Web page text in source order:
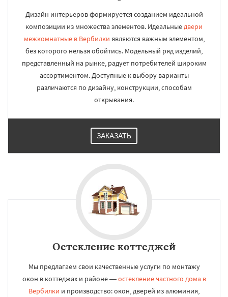
Дизайн интерьеров формируется созданием идеальной
композиции из множества элементов. Идеальныедвери
межкомнатные в Вербилки являются важным элементом,
без которого нельзя обойтись. Модельный ряд изделий,
представленный на рынке, радует потребителей широким
ассортиментом. Доступные к выбору варианты
различаются по дизайну, конструкции, способам
открывания.
ЗАКАЗАТЬ
Остекление коттеджей
Мы предлагаем свои качественные услуги по монтажу
окон в коттеджах и районе —остекление частного дома в
Вербилки и производство: окон, дверей из алюминия,